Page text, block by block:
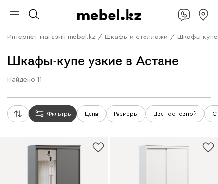
Интернет-магазин mebel.kz / Шкафы и стеллажи / Шкафы-купе
Шкафы-купе узкие в Астане
Найдено 11
Фильтры Цена Размеры Цвет основной